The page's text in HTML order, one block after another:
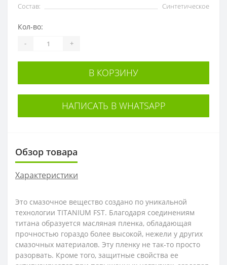
Состав:
Синтетическое
Кол-во:
- +
В КОРЗИНУ
НАПИСАТЬ В WHATSAPP
Обзор товара
Характеристики
Это смазочное вещество создано по уникальной
технологии TITANIUM FST. Благодаря соединениям
титана образуется масляная пленка, обладающая
прочностью гораздо более высокой, нежели у других
смазочных материалов. Эту пленку не так-то просто
разорвать. Кроме того, защитные свойства ее